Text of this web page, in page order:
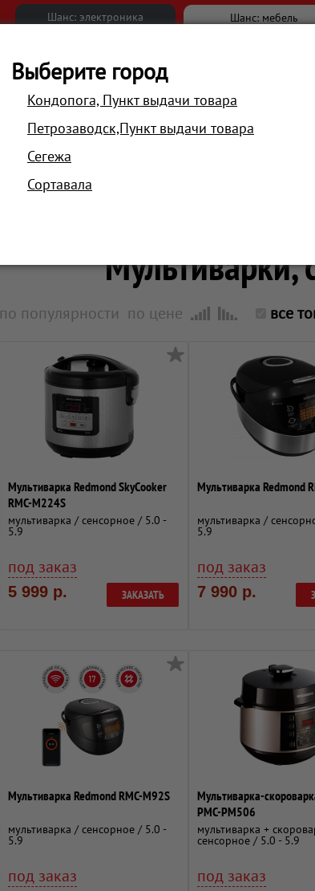
Шанс: электроника Шанс: мебель
АКЦИИ
Для
Мультиварки,
по популярности по цене все
Мультиварка Redmond SkyCooker
RMC-M224S
мультиварка / сенсорное / 5.0 -
5.9
под заказ
5 999 р. ЗАКАЗАТЬ
Мультиварка Redmond
мультиварка /
5.9
под заказ
7 990 р.
Мультиварка Redmond RMC-M92S
мультиварка / сенсорное / 5.0 -
5.9
под заказ
Мультиварка-
PMC-PM506
мультиварка +
сенсорное / 5.0 - 5.9
под заказ
Выберите город
Кондопога, Пункт выдачи товара
Петрозаводск,Пункт выдачи товара
Сегежа
Сортавала